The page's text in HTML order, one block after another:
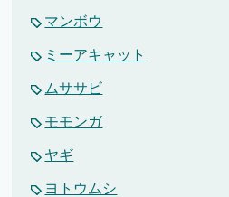
マンボウ
ミーアキャット
ムササビ
モモンガ
ヤギ
ヨトウムシ